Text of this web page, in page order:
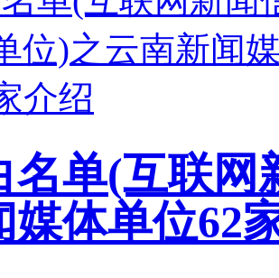
名单(互联网
媒体单位62